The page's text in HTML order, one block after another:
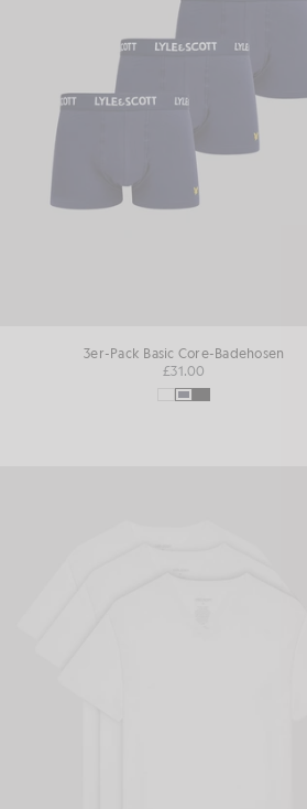
3er-Pack Basic Core-Badehosen
£31.00